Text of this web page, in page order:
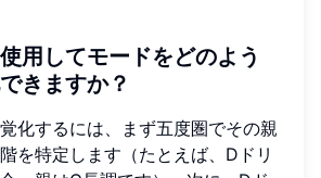
用してモードをどのよう
きますか？
化するには、まず五度圏でその親
を特定します（たとえば、Dドリ